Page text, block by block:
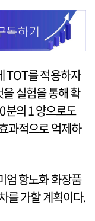
TOT를 적용하자
실험을 통해 확
분의 1 양으로도
과적으로 억제하
엄 항노화 화장품
를 가할 계획이다.